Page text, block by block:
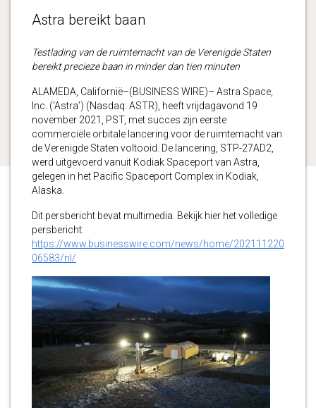
Astra bereikt baan
Testlading van de ruimtemacht van de Verenigde Staten
bereikt precieze baan in minder dan tien minuten
ALAMEDA, Californië–(BUSINESS WIRE)– Astra Space,
Inc. (‘Astra’) (Nasdaq: ASTR), heeft vrijdagavond 19
november 2021, PST, met succes zijn eerste
commerciële orbitale lancering voor de ruimtemacht van
de Verenigde Staten voltooid. De lancering, STP-27AD2,
werd uitgevoerd vanuit Kodiak Spaceport van Astra,
gelegen in het Pacific Spaceport Complex in Kodiak,
Alaska.
Dit persbericht bevat multimedia. Bekijk hier het volledige
persbericht:
https://www.businesswire.com/news/home/202111220
06583/nl/